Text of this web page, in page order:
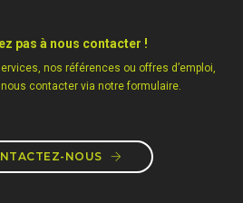
pas à nous contacter !
nos références ou offres d’emploi,
nous contacter via notre formulaire.
NOUS